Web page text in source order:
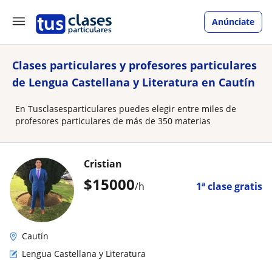
Anúnciate
Clases particulares y profesores particulares
de Lengua Castellana y Literatura en Cautín
En Tusclasesparticulares puedes elegir entre miles de
profesores particulares de más de 350 materias
$15000/h 1ª clase gratis
Cristian
Cautín
Lengua Castellana y Literatura